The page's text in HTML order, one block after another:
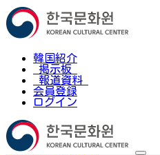
韓国紹介
掲示板
報道資料
会員登録
ログイン